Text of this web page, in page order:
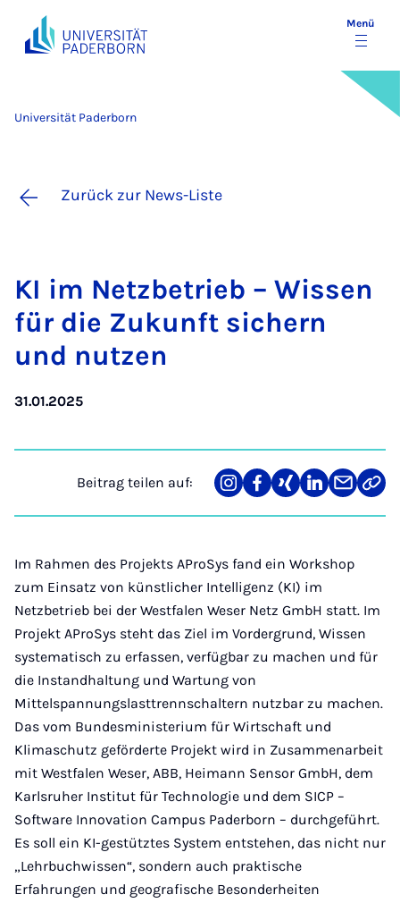
Menü
Universität Paderborn
Zurück zur News-Liste
KI im Netz­be­trieb – Wis­sen
für die Zu­kunft si­chern
und nut­zen
31.01.2025
Beitrag teilen auf:
Teilen
auf
Teilen
auf
Teilen
auf
Teilen
auf
Teilen
über
Link
Im Rahmen des Projekts AProSys fand ein Workshop
zum Einsatz von künstlicher Intelligenz (KI) im
Netzbetrieb bei der Westfalen Weser Netz GmbH statt. Im
Projekt AProSys steht das Ziel im Vordergrund, Wissen
systematisch zu erfassen, verfügbar zu machen und für
die Instandhaltung und Wartung von
Mittelspannungslasttrennschaltern nutzbar zu machen.
Das vom Bundesministerium für Wirtschaft und
Klimaschutz geförderte Projekt wird in Zusammenarbeit
mit Westfalen Weser, ABB, Heimann Sensor GmbH, dem
Karlsruher Institut für Technologie und dem SICP –
Software Innovation Campus Paderborn – durchgeführt.
Es soll ein KI-gestütztes System entstehen, das nicht nur
„Lehrbuchwissen“, sondern auch praktische
Erfahrungen und geografische Besonderheiten